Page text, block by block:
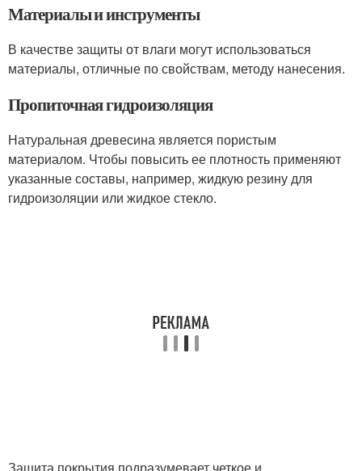
Материалы и инструменты
В качестве защиты от влаги могут использоваться
материалы, отличные по свойствам, методу нанесения.
Пропиточная гидроизоляция
Натуральная древесина является пористым
материалом. Чтобы повысить ее плотность применяют
указанные составы, например, жидкую резину для
гидроизоляции или жидкое стекло.